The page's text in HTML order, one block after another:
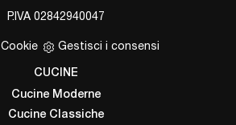
P.IVA 02842940047
Cookie Gestisci i consensi
CUCINE
Cucine Moderne
Cucine Classiche